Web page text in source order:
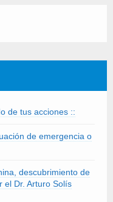
de tus acciones ::
de emergencia o
descubrimiento de
el Dr. Arturo Solís